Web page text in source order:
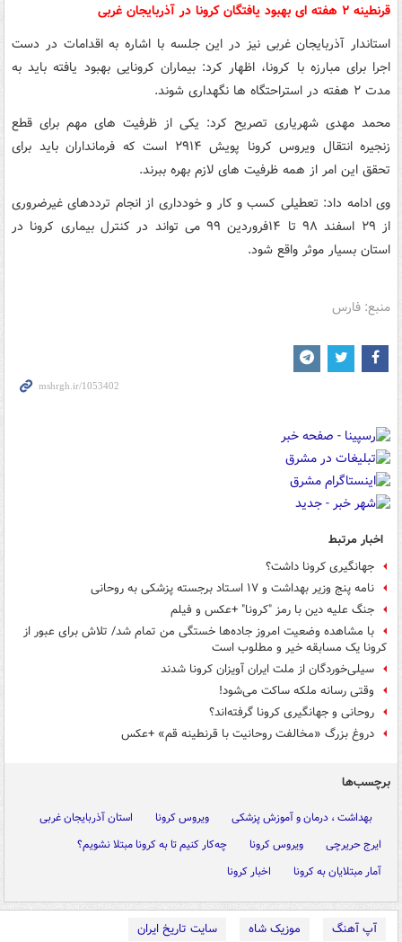
قرنطینه ۲ هفته ای بهبود یافتگان کرونا در آذربایجان غربی
استاندار آذربایجان غربی نیز در این جلسه با اشاره به اقدامات در دست
اجرا برای مبارزه با کرونا، اظهار کرد: بیماران کرونایی بهبود یافته باید به
مدت ۲ هفته در استراحتگاه ها نگهداری شوند.
محمد مهدی شهریاری تصریح کرد: یکی از ظرفیت های مهم برای قطع
زنجیره انتقال ویروس کرونا پویش ۲۹۱۴ است که فرمانداران باید برای
تحقق این امر از همه ظرفیت های لازم بهره ببرند.
وی ادامه داد: تعطیلی کسب و کار و خودداری از انجام ترددهای غیرضروری
از ۲۹ اسفند ۹۸ تا ۱۴فروردین ۹۹ می تواند در کنترل بیماری کرونا در
استان بسیار موثر واقع شود.
منبع: فارس
اخبار مرتبط
جهانگیری کرونا داشت؟
نامه­ پنج وزیر بهداشت و ۱۷ اسـتاد برجسته­ پزشکی به روحانی
جنگ علیه دین با رمز "کرونا" +عکس و فیلم
با مشاهده وضعیت امروز جاده‌ها خستگی من تمام شد/ تلاش برای عبور از
کرونا یک مسابقه خیر و ‌مطلوب است
سیلی‌خوردگان از ملت ایران آویزان کرونا شدند
وقتی رسانه ملکه ساکت می‌شود!
روحانی و جهانگیری کرونا گرفته‌اند؟
دروغ بزرگ «مخالفت روحانیت با قرنطینه قم» +عکس
برچسب‌ها
بهداشت ، درمان و آموزش پزشکی ویروس کرونا
استان آذربایجان غربی
ایرج حریرچی
ویروس کرونا
چه‌کار کنیم تا به کرونا مبتلا نشویم؟
آمار مبتلایان به کرونا
اخبار کرونا
آپ آهنگ موزیک شاه
سایت تاریخ ایران